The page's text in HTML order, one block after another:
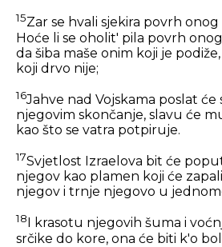
15Zar se hvali sjekira povrh
Hoće li se oholit' pila povrh
da šiba maše onim koji je
koji drvo nije;
16Jahve nad Vojskama poslat će
njegovim skončanje, slavu će
kao što se vatra potpiruje.
17Svjetlost Izraelova bit će
njegov kao plamen koji će
njegov i trnje njegovo u
18
I krasotu njegovih šuma i
srčike do kore, ona će biti k'o